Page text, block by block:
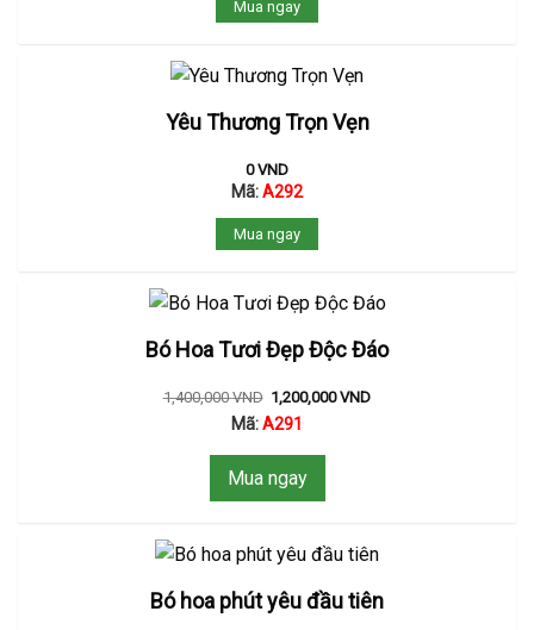
Mua ngay
Yêu Thương Trọn Vẹn
0VND
Mã:A292
Mua ngay
Bó Hoa Tươi Đẹp Độc Đáo
1,400,000VND 1,200,000VND
Mã:A291
Mua ngay
Bó hoa phút yêu đầu tiên